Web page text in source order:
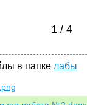
1 / 4
в папке лабы